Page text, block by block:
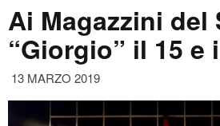
Ai Magazzini del
“Giorgio” il 15 e
13 MARZO 2019